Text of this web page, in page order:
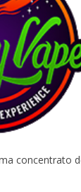
concentrato